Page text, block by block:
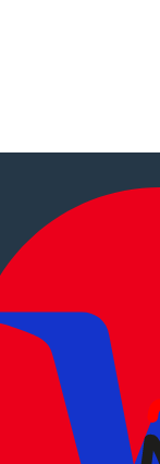
pesados, camiões,
Como comprar e
Pacotes de anúncios
Verificar VIN e